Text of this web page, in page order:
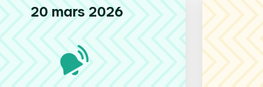
20 mars 2026